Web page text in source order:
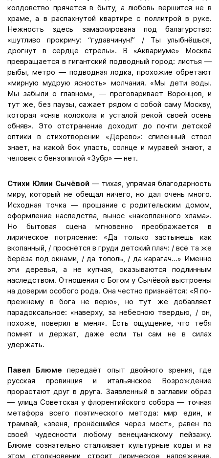
колдовство прячется в быту, а любовь вершится не в
храме, а в распахнутой квартире с поллитрой в руке.
Нежность здесь замаскирована под балагурство:
«шутливо прокричу: “гудавчинун!” / Ты улыбнёшься,
дрогнут в сердце стрелы». В «Аквариуме» Москва
превращается в гигантский подводный город: листья —
рыбы, метро — подводная лодка, прохожие обретают
«мирную мудрую ясность» молчания. «Мы дети воды.
Мы забыли о главном», — проговаривает Воронцов, и
тут же, без паузы, сажает рядом с собой саму Москву,
которая «сняв колокола и усталой рекой своей осень
обняв». Это отстранение доходит до почти детской
оптики в стихотворении «Дерево»: спиленный ствол
знает, на какой бок упасть, солнце и муравей знают, а
человек с бензопилой «Зубр» — нет.
Стихи Юлии Сычёвой — тихая, упрямая благодарность
миру, который не обещал ничего, но дал очень много.
Исходная точка — прощание с родительским домом,
оформление наследства, вынос «накопленного хлама».
Но бытовая сцена мгновенно преображается в
лирическое потрясение: «Да только застынешь как
вкопанный, / проснётся в груди детский плач: / всё та же
берёза под окнами, / да тополь, / да карагач…» Именно
эти деревья, а не купчая, оказываются подлинным
наследством. Отношения с Богом у Сычёвой выстроены
на доверии особого рода. Она честно признаётся: «Я по-
прежнему в бога не верю», но тут же добавляет
парадоксальное: «наверху, за небесною твердью, / он,
похоже, поверил в меня». Есть ощущение, что тебя
помнят и держат, даже если ты сам не в силах
удержать.
Павел Блюме передаёт опыт двойного зрения, где
русская провинция и итальянское Возрождение
прорастают друг в друга. Заявленный в заглавии образ
— улица Советская у флорентийского собора — точная
метафора всего поэтического метода: мир един, и
трамвай, «звеня, пронёсшийся через мост», равен по
своей чудесности любому венецианскому пейзажу.
Блюме сознательно сталкивает культурные коды и на
этом столкновении строит лирическое напряжение.